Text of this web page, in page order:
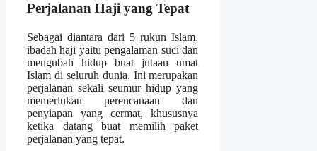
Perjalanan Haji yang Tepat
Sebagai diantara dari 5 rukun Islam,
ibadah haji yaitu pengalaman suci dan
mengubah hidup buat jutaan umat
Islam di seluruh dunia. Ini merupakan
perjalanan sekali seumur hidup yang
memerlukan perencanaan dan
penyiapan yang cermat, khususnya
ketika datang buat memilih paket
perjalanan yang tepat.